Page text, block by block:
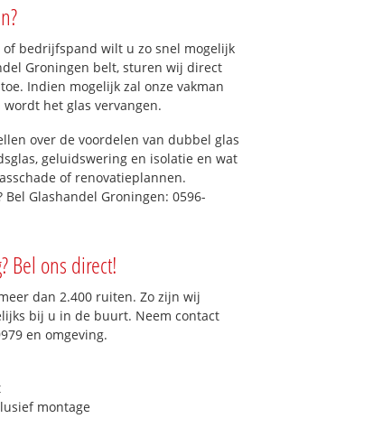
bedrijfspand wilt u zo snel mogelijk
Groningen belt, sturen wij direct
Indien mogelijk zal onze vakman
het glas vervangen.
over de voordelen van dubbel glas
geluidswering en isolatie en wat
of renovatieplannen.
Glashandel Groningen: 0596-
Bel ons direct!
dan 2.400 ruiten. Zo zijn wij
bij u in de buurt. Neem contact
en omgeving.
montage